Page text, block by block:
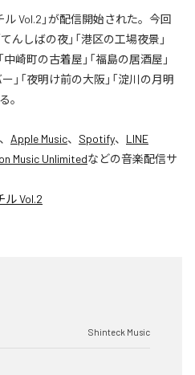
Vol.2」が配信開始された。今回
んしばの夜」「港区の工場夜景」
中崎町の古着屋」「福島の居酒屋」
」「夜明け前の大阪」「淀川の月明
。
Apple Music、 Spotify、 LINE
Music Unlimitedなどの音楽配信サ
ル Vol.2
Shinteck Music